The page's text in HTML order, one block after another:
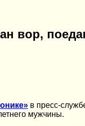
вор,
в пресс-
мужчины.